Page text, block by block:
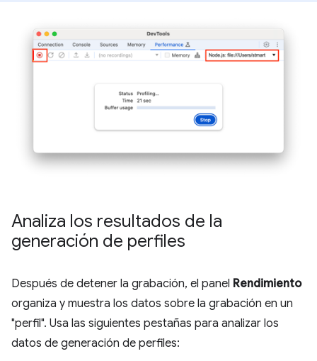
Analiza los resultados de la
generación de perfiles
Después de detener la grabación, el panel Rendimiento
organiza y muestra los datos sobre la grabación en un
"perfil". Usa las siguientes pestañas para analizar los
datos de generación de perfiles: